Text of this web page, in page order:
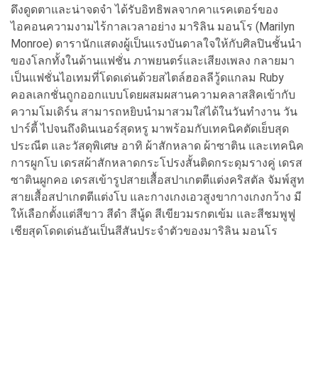
ดึงดูดตาและน่าจดจำ ได้รับอิทธิพลจากคาแรคเตอร์ของ
ไอคอนความงามไร้กาลเวลาอย่าง มาริลิน มอนโร (Marilyn
Monroe) ดารานักแสดงผู้เป็นแรงบันดาลใจให้กับศิลปินชั้นนำ
ของโลกทั้งในด้านแฟชั่น ภาพยนตร์และเสียงเพลง กลายมา
เป็นแฟชั่นไอเทมที่โดดเด่นด้วยสไตล์ฮอลลีวู้ดแกลม Ruby
คอลเลกชั่นถูกออกแบบโดยผสมผสานความคลาสสิคเข้ากับ
ความโมเดิร์น สามารถหยิบนำมาสวมใส่ได้ในวันทำงาน วัน
ปาร์ตี้ ไปจนถึงดินเนอร์สุดหรู มาพร้อมกับเทคนิคตัดเย็บสุด
ประณีต และวัสดุพิเศษ อาทิ ผ้าสักหลาด ผ้าซาติน และเทคนิค
การผูกโบ เดรสผ้าสักหลาดกระโปรงสั้นติดกระดุมรางคู่ เดรส
ซาตินผูกคอ เดรสเข้ารูปสายเสื้อสปาเกตตีแต่งคริสตัล จัมพ์สูท
สายเสื้อสปาเกตตีแต่งโบ และกางเกงเอวสูงขากางเกงกว้าง มี
ให้เลือกตั้งแต่สีขาว สีดำ สีนู้ด สีเขียวมรกตเข้ม และสีชมพูฟู
เชียสุดโดดเด่นอันเป็นสีสันประจำตัวของมาริลิน มอนโร